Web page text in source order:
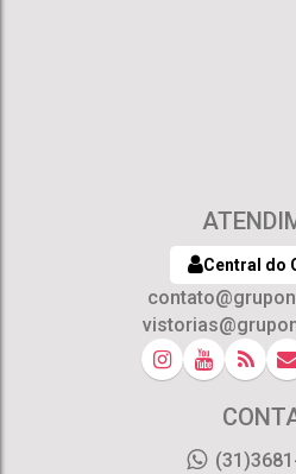
Central do